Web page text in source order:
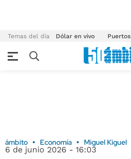
Temas del día Dólar en vivo Puertos
ámbito Economía Miguel Kiguel
6 de junio 2026 - 16:03